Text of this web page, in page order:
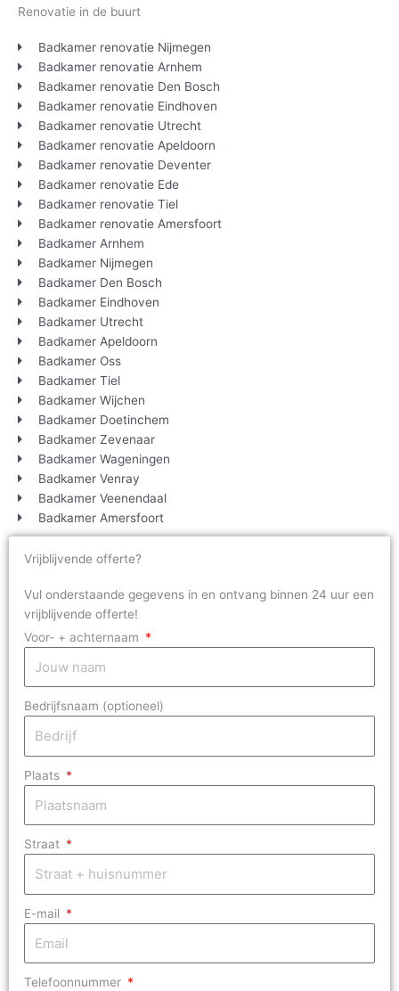
Renovatie in de buurt
Badkamer renovatie Nijmegen
Badkamer renovatie Arnhem
Badkamer renovatie Den Bosch
Badkamer renovatie Eindhoven
Badkamer renovatie Utrecht
Badkamer renovatie Apeldoorn
Badkamer renovatie Deventer
Badkamer renovatie Ede
Badkamer renovatie Tiel
Badkamer renovatie Amersfoort
Badkamer Arnhem
Badkamer Nijmegen
Badkamer Den Bosch
Badkamer Eindhoven
Badkamer Utrecht
Badkamer Apeldoorn
Badkamer Oss
Badkamer Tiel
Badkamer Wijchen
Badkamer Doetinchem
Badkamer Zevenaar
Badkamer Wageningen
Badkamer Venray
Badkamer Veenendaal
Badkamer Amersfoort
Vrijblijvende offerte?
Vul onderstaande gegevens in en ontvang binnen 24 uur een
vrijblijvende offerte!
Voor- + achternaam
Bedrijfsnaam (optioneel)
Plaats
Straat
E-mail
Telefoonnummer